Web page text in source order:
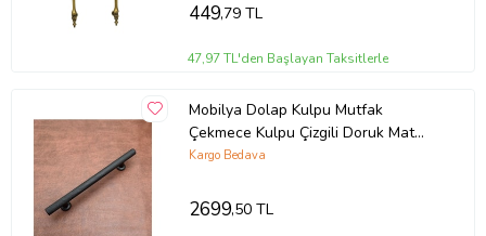
449,79 TL
47,97 TL'den Başlayan Taksitlerle
Mobilya Dolap Kulpu Mutfak
Çekmece Kulpu Çizgili Doruk Mat
Siyah 128 Mm 20 Adet
Kargo Bedava
2699,50 TL